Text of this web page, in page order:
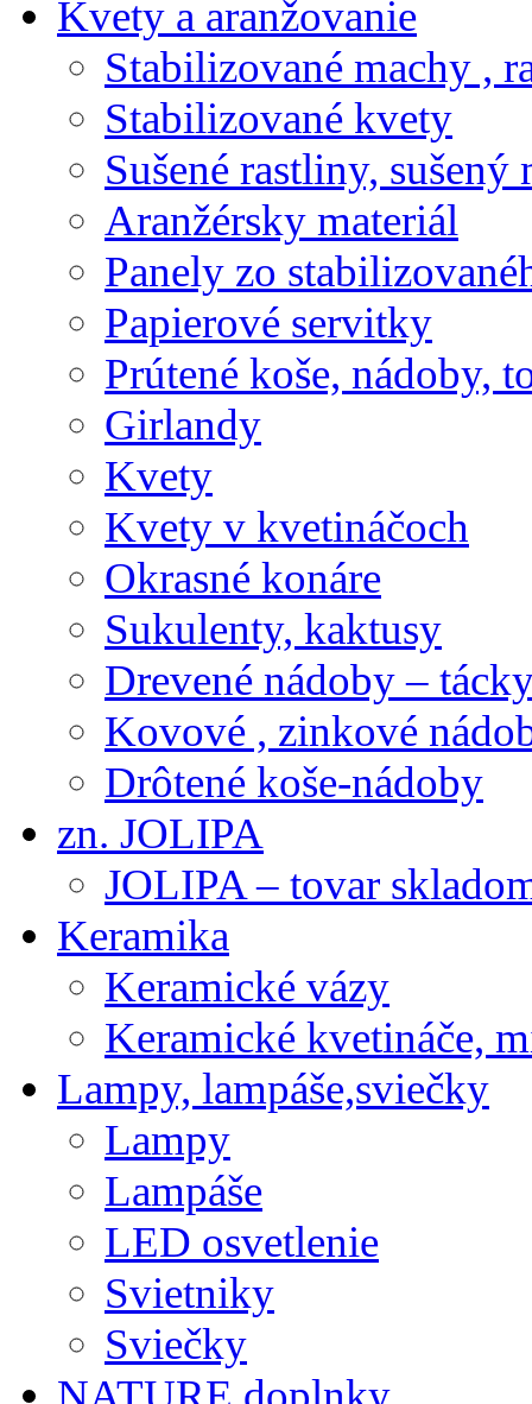
Kvety a aranžovanie
Stabilizované machy ,
Stabilizované kvety
Sušené rastliny,
Aranžérsky materiál
Panely zo
Papierové servitky
Prútené koše, nádoby,
Girlandy
Kvety
Kvety v kvetináčoch
Okrasné konáre
Sukulenty, kaktusy
Drevené nádoby –
Kovové , zinkové
Drôtené koše-nádoby
zn. JOLIPA
JOLIPA – tovar
Keramika
Keramické vázy
Keramické kvetináče,
Lampy, lampáše,sviečky
Lampy
Lampáše
LED osvetlenie
Svietniky
Sviečky